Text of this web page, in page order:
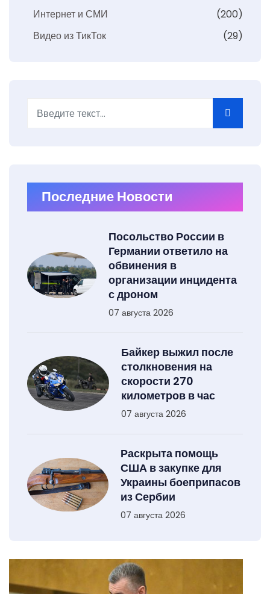
Интернет и СМИ
(200)
Видео из ТикТок
(29)
Последние Новости
Посольство России в
Германии ответило на
обвинения в
организации инцидента
с дроном
07 августа 2026
Байкер выжил после
столкновения на
скорости 270
километров в час
07 августа 2026
Раскрыта помощь
США в закупке для
Украины боеприпасов
из Сербии
07 августа 2026